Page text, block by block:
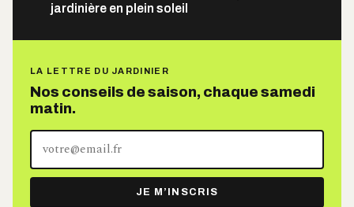
jardinière en plein soleil
LA LETTRE DU JARDINIER
Nos conseils de saison, chaque samedi
matin.
Votre
adresse
e-
JE M’INSCRIS